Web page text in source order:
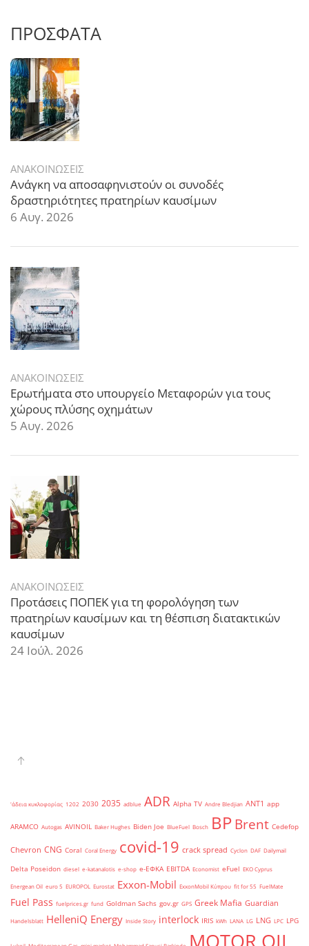
ΠΡΟΣΦΑΤΑ
ΑΝΑΚΟΙΝΩΣΕΙΣ
Ανάγκη να αποσαφηνιστούν οι συνοδές
δραστηριότητες πρατηρίων καυσίμων
6 Αυγ. 2026
ΑΝΑΚΟΙΝΩΣΕΙΣ
Ερωτήματα στο υπουργείο Μεταφορών για τους
χώρους πλύσης οχημάτων
5 Αυγ. 2026
ΑΝΑΚΟΙΝΩΣΕΙΣ
Προτάσεις ΠΟΠΕΚ για τη φορολόγηση των
πρατηρίων καυσίμων και τη θέσπιση διατακτικών
καυσίμων
24 Ιούλ. 2026
'άδεια κυκλοφορίας 1202 2030 2035 adblue ADR Alpha TV Andre Bledjian ANT1 app
ARAMCO Autogas AVINOIL Baker Hughes Biden Joe BlueFuel Bosch BPBrent Cedefop
Chevron CNG Coral Coral Energy covid-19 crack spread Cyclon DAF Dailymail
Delta Poseidon diesel e-katanalotis e-shop e-ΕΦΚΑ EBITDA Economist eFuel EKO Cyprus
Energean Oil euro 5 EUROPOL Eurostat Exxon-Mobil ExxonMobil Κύπρου fit for 55 FuelMate
Fuel Pass fuelprices.gr fund Goldman Sachs gov.gr GPS Greek Mafia Guardian
Handelsblatt HelleniQ Energy Inside Story interlock IRIS kWh LANA LG LNG LPC LPG